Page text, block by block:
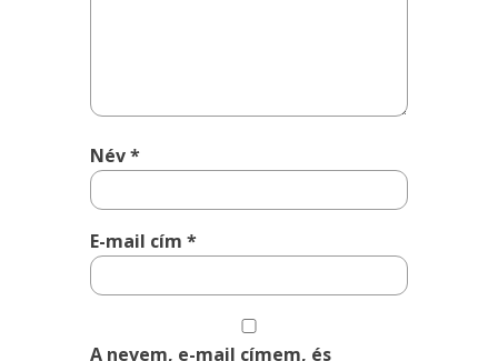
Név*
E-mail cím*
A nevem, e-mail címem, és